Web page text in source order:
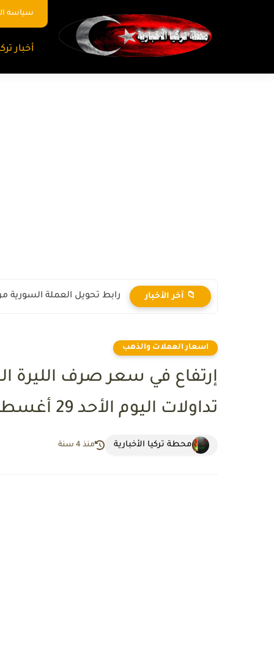
سياسه
أخبار
📁 آخر الأخبار رابط تحويل العملة السورية من
اسعار العملات والذهب
إرتفاع في سعر صرف الليرة
تداولات اليوم الأحد 29 أغسطس 2021
محطة تركيا الأخبارية منذ 4 سنة